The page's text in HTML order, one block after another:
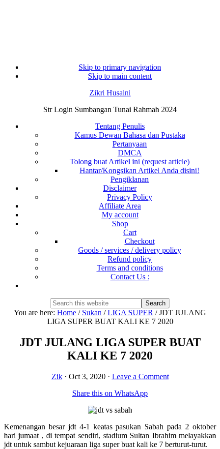
Skip to primary navigation
Skip to main content
Zikri Husaini
Str Login Sumbangan Tunai Rahmah 2024
Tentang Penulis
Kamus Dewan Bahasa dan Pustaka
Pertanyaan
DMCA
Tolong buat Artikel ini (request article)
Hantar/Kongsikan Artikel Anda disini!
Pengiklanan
Disclaimer
Privacy Policy
Affiliate Area
My account
Shop
Cart
Checkout
Goods / services / delivery policy
Refund policy
Terms and conditions
Contact Us :
Search
this
website
Hide
Search
You are here: Home / Sukan / LIGA SUPER /JDT JULANG
LIGA SUPER BUAT KALI KE 7 2020
JDT JULANG LIGA SUPER BUAT
KALI KE 7 2020
Zik· Oct 3, 2020· Leave a Comment
Share this on WhatsApp
Kemenangan besar jdt 4-1 keatas pasukan Sabah pada 2 oktober
hari jumaat , di tempat sendiri, stadium Sultan Ibrahim melayakkan
jdt untuk sambut kejuaraan liga super buat kali ke 7 berturut-turut.